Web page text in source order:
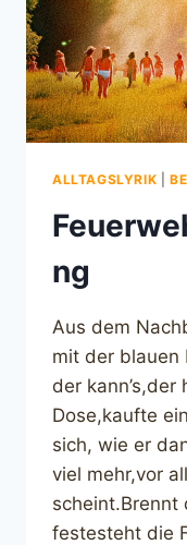
ALLTAGSLYRIK
ng
Aus dem
mit der blauen
der
Dose,kaufte
sich, wie er
viel mehr,vor
scheint.Brennt
festesteht die